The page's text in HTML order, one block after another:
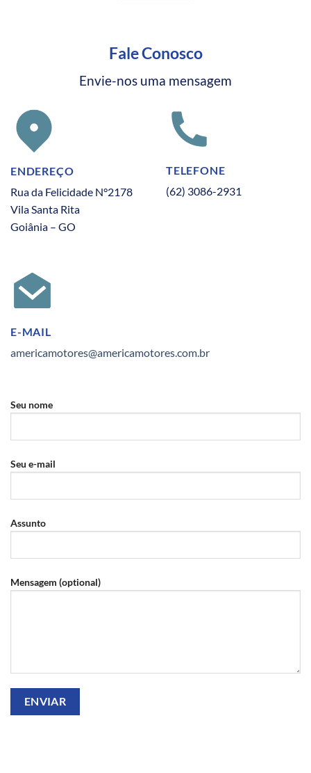
Fale Conosco
Envie-nos uma mensagem
ENDEREÇO
Rua da Felicidade N°2178
Vila Santa Rita
Goiânia – GO
TELEFONE
(62) 3086-2931
E-MAIL
americamotores@americamotores.com.br
Seu nome
Seu e-mail
Assunto
Mensagem (optional)